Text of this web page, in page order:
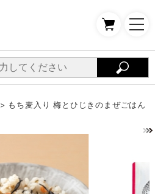
> もち麦入り 梅とひじきのまぜごはん